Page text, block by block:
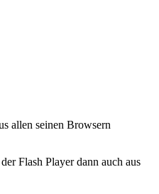
allen seinen Browsern
Flash Player dann auch aus